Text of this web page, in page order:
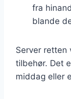
fra
blande
Server retten
tilbehør. Det
middag eller